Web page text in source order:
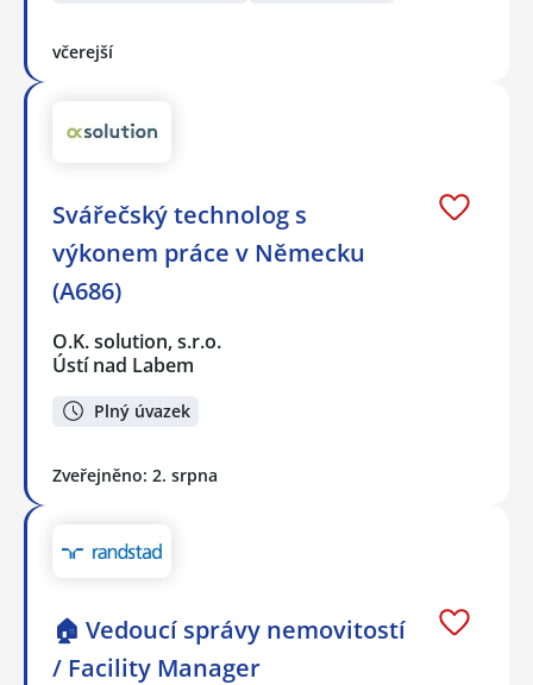
včerejší
Svářečský technolog s
výkonem práce v Německu
(A686)
O.K. solution, s.r.o.
Ústí nad Labem
Plný úvazek
Zveřejněno: 2. srpna
🏠 Vedoucí správy nemovitostí
/ Facility Manager